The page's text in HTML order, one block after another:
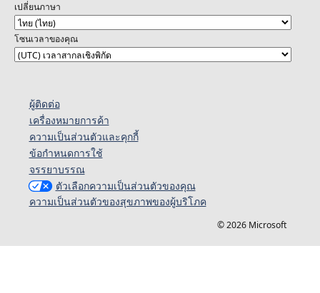
เปลี่ยนภาษา
โซนเวลาของคุณ
ผู้ติดต่อ
เครื่องหมายการค้า
ความเป็นส่วนตัวและคุกกี้
ข้อกำหนดการใช้
จรรยาบรรณ
ตัวเลือกความเป็นส่วนตัวของคุณ
ความเป็นส่วนตัวของสุขภาพของผู้บริโภค
© 2026 Microsoft